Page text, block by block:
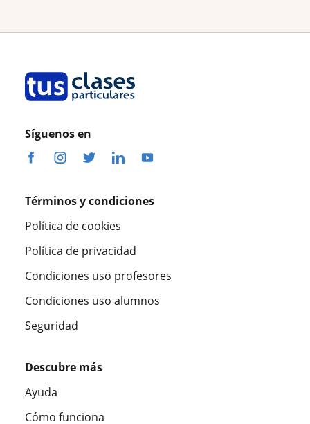
Síguenos en
Términos y condiciones
Política de cookies
Política de privacidad
Condiciones uso profesores
Condiciones uso alumnos
Seguridad
Descubre más
Ayuda
Cómo funciona